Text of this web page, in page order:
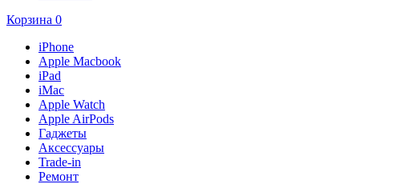
Корзина 0
iPhone
Apple Macbook
iPad
iMac
Apple Watch
Apple AirPods
Гаджеты
Аксессуары
Trade-in
Ремонт